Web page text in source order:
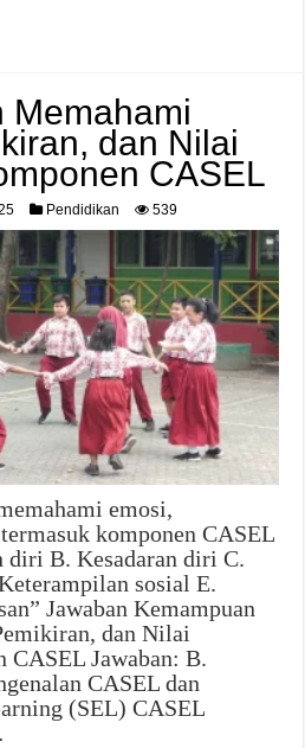
Memahami
dan Nilai
CASEL
Pendidikan 539
emosi,
komponen CASEL
diri B. Kesadaran diri C.
sosial E.
Jawaban Kemampuan
dan Nilai
CASEL Jawaban: B.
CASEL dan
(SEL) CASEL